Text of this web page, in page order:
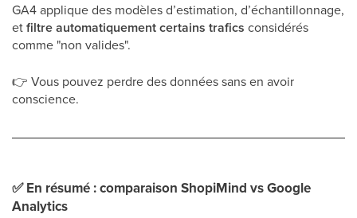
GA4 applique des modèles d’estimation, d’échantillonnage,
etfiltre automatiquement certains trafics considérés
comme "non valides".
👉 Vous pouvez perdre des données sans en avoir
conscience.
✅En résumé : comparaison ShopiMind vs Google
Analytics